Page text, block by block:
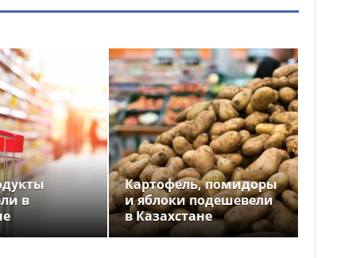
в
Картофель, помидоры
и яблоки подешевели
в Казахстане